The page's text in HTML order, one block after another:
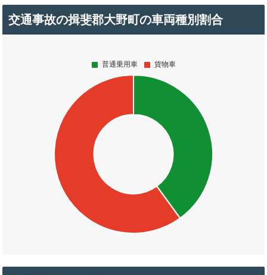
交通事故の揖斐郡大野町の車両種別割合